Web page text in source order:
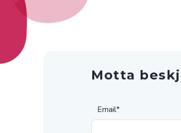
Motta
Email*